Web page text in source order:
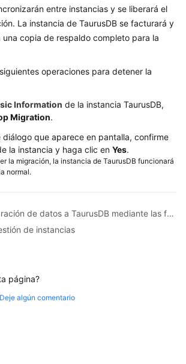
entre instancias y se liberará el
La instancia de TaurusDB se facturará y
copia de respaldo completo para la
operaciones para detener la
Information de la instancia TaurusDB,
Migration.
diálogo que aparece en pantalla, confirme
la instancia y haga clic en Yes.
la migración, la instancia de TaurusDB funcionará
normal.
Tema anterior: Migración de datos a TaurusDB mediante las funciones de exportación e importación de DAS
de instancias
página?
Deje algún comentario